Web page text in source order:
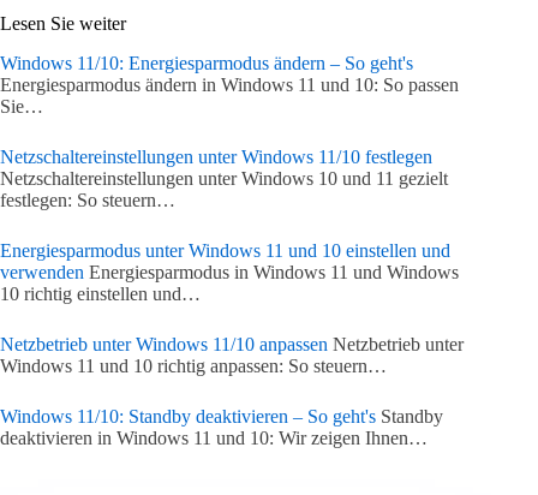
Lesen Sie weiter
Windows 11/10: Energiesparmodus ändern – So geht's
Energiesparmodus ändern in Windows 11 und 10: So passen
Sie…
Netzschaltereinstellungen unter Windows 11/10 festlegen
Netzschaltereinstellungen unter Windows 10 und 11 gezielt
festlegen: So steuern…
Energiesparmodus unter Windows 11 und 10 einstellen und
verwenden Energiesparmodus in Windows 11 und Windows
10 richtig einstellen und…
Netzbetrieb unter Windows 11/10 anpassen Netzbetrieb unter
Windows 11 und 10 richtig anpassen: So steuern…
Windows 11/10: Standby deaktivieren – So geht's Standby
deaktivieren in Windows 11 und 10: Wir zeigen Ihnen…